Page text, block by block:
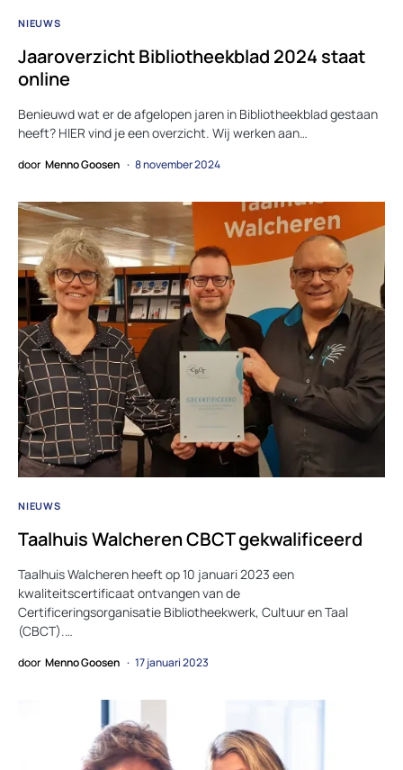
NIEUWS
Jaaroverzicht Bibliotheekblad 2024 staat
online
Benieuwd wat er de afgelopen jaren in Bibliotheekblad gestaan
heeft? HIER vind je een overzicht. Wij werken aan…
door Menno Goosen 8 november 2024
NIEUWS
Taalhuis Walcheren CBCT gekwalificeerd
Taalhuis Walcheren heeft op 10 januari 2023 een
kwaliteitscertificaat ontvangen van de
Certificeringsorganisatie Bibliotheekwerk, Cultuur en Taal
(CBCT).…
door Menno Goosen 17 januari 2023